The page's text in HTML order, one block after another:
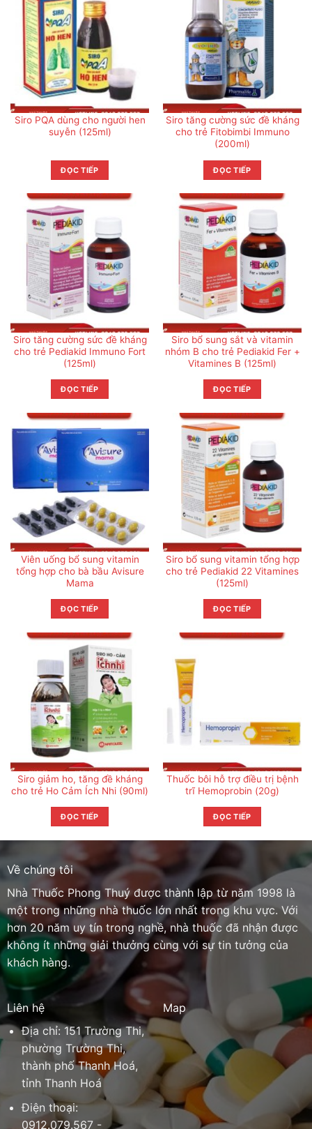
Siro PQA dùng cho người hen
suyễn (125ml)
ĐỌC TIẾP
Siro tăng cường sức đề kháng
cho trẻ Fitobimbi Immuno
(200ml)
ĐỌC TIẾP
Siro tăng cường sức đề kháng
cho trẻ Pediakid Immuno Fort
(125ml)
ĐỌC TIẾP
Siro bổ sung sắt và vitamin
nhóm B cho trẻ Pediakid Fer +
Vitamines B (125ml)
ĐỌC TIẾP
Viên uống bổ sung vitamin
tổng hợp cho bà bầu Avisure
Mama
ĐỌC TIẾP
Siro bổ sung vitamin tổng hợp
cho trẻ Pediakid 22 Vitamines
(125ml)
ĐỌC TIẾP
Siro giảm ho, tăng đề kháng
cho trẻ Ho Cảm Ích Nhi (90ml)
ĐỌC TIẾP
Thuốc bôi hỗ trợ điều trị bệnh
trĩ Hemoprobin (20g)
ĐỌC TIẾP
Về chúng tôi
Nhà Thuốc Phong Thuý được thành lập từ năm 1998 là
một trong những nhà thuốc lớn nhất trong khu vực. Với
hơn 20 năm uy tín trong nghề, nhà thuốc đã nhận được
không ít những giải thưởng cùng với sự tin tưởng của
khách hàng.
Liên hệ
Địa chỉ: 151 Trường Thi,
phường Trường Thi,
thành phố Thanh Hoá,
tỉnh Thanh Hoá
Điện thoại:
0912.079.567 -
Map